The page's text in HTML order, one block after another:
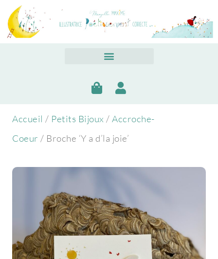
Accueil / Petits Bijoux / Accroche-
Coeur / Broche ‘Y a d’la joie’